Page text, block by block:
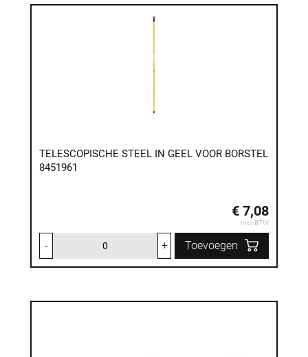
TELESCOPISCHE STEEL IN GEEL VOOR BORSTEL
8451961
€ 7,08
Incl. BTW
- + Toevoegen